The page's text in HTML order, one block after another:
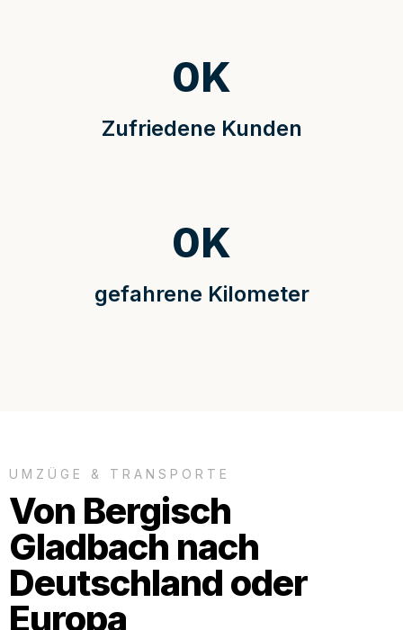
Zufriedene Kunden
0K
gefahrene Kilometer
0K
UMZÜGE & TRANSPORTE
Von Bergisch
Gladbach nach
Deutschland oder
Europa